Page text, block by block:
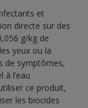
et
directe sur des
g/kg de
yeux ou la
de symptômes,
l’eau
ce produit,
les biocides